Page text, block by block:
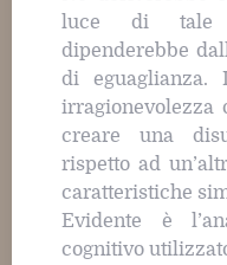
luce di tale
dipenderebbe
di eguaglianza.
irragionevolezza
creare una
rispetto ad
caratteristiche
Evidente è
cognitivo